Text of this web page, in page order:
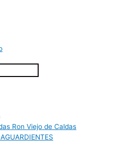
Ron Viejo de Caldas
AGUARDIENTES